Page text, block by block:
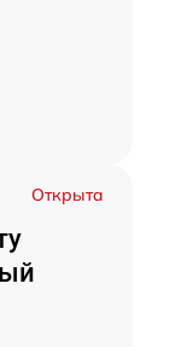
Открыта